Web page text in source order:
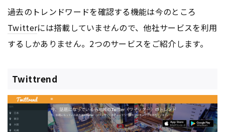
過去のトレンドワードを確認する機能は今のところ
Twitterには搭載していませんので、他社サービスを利用
するしかありません。2つのサービスをご紹介します。
Twittrend